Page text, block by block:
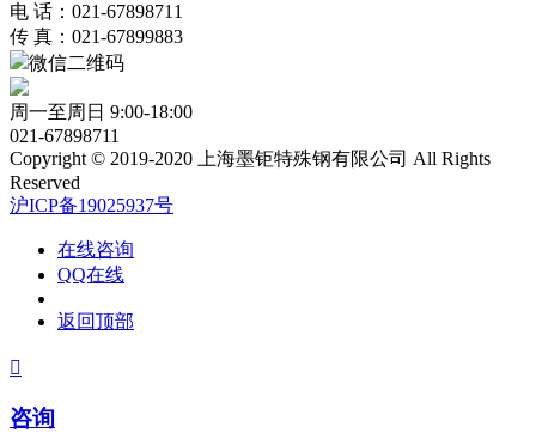
电 话：021-67898711
传 真：021-67899883
微信二维码
周一至周日 9:00-18:00
021-67898711
Copyright © 2019-2020 上海墨钜特殊钢有限公司 All Rights
Reserved
沪ICP备19025937号
在线咨询
QQ在线
返回顶部

咨询